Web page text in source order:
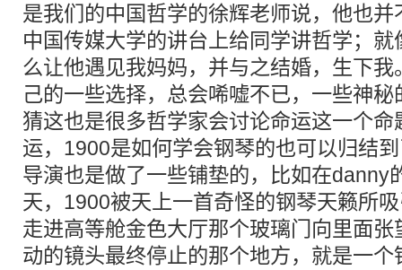
是我们的中国哲学的徐辉老师说，他也
中国传媒大学的讲台上给同学讲哲学；
么让他遇见我妈妈，并与之结婚，生下
己的一些选择，总会唏嘘不已，一些神
猜这也是很多哲学家会讨论命运这一个
运，1900是如何学会钢琴的也可以归结
导演也是做了一些铺垫的，比如在danny
天，1900被天上一首奇怪的钢琴天籁所
走进高等舱金色大厅那个玻璃门向里面
动的镜头最终停止的那个地方，就是一